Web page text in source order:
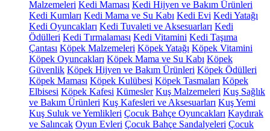
Malzemeleri Kedi Maması Kedi Hijyen ve Bakım Ürünleri
Kedi Kumları Kedi Mama ve Su Kabı Kedi Evi Kedi Yatağı
Kedi Oyuncakları Kedi Tuvaleti ve Aksesuarları Kedi
Ödülleri Kedi Tırmalaması Kedi Vitamini Kedi Taşıma
Çantası Köpek Malzemeleri Köpek Yatağı Köpek Vitamini
Köpek Oyuncakları Köpek Mama ve Su Kabı Köpek
Güvenlik Köpek Hijyen ve Bakım Ürünleri Köpek Ödülleri
Köpek Maması Köpek Kulübesi Köpek Tasmaları Köpek
Elbisesi Köpek Kafesi Kümesler Kuş Malzemeleri Kuş Sağlık
ve Bakım Ürünleri Kuş Kafesleri ve Aksesuarları Kuş Yemi
Kuş Suluk ve Yemlikleri Çocuk Bahçe Oyuncakları Kaydırak
ve Salıncak Oyun Evleri Çocuk Bahçe Sandalyeleri Çocuk